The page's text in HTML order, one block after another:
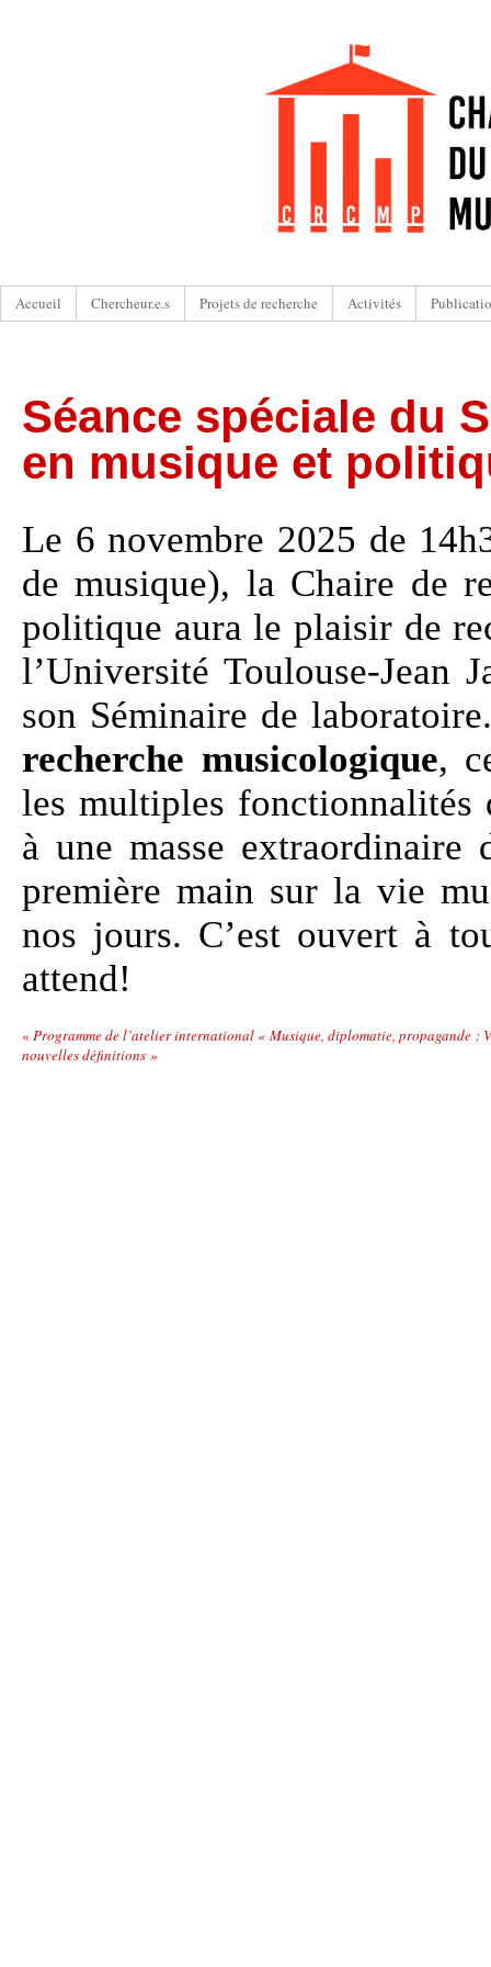
Accueil Chercheur.e.s Projets de recherche Activités
Séance spéciale du
en musique et
Le 6 novembre 2025 de
de musique), la Chaire de
politique aura le plaisir de
l’Université Toulouse-Jean
son Séminaire de
recherche musicologique,
les multiples
à une masse extraordinaire
première main sur la vie
nos jours. C’est ouvert à
attend!
« Programme de l’atelier international « Musique, diplomatie, propagande :
nouvelles définitions »